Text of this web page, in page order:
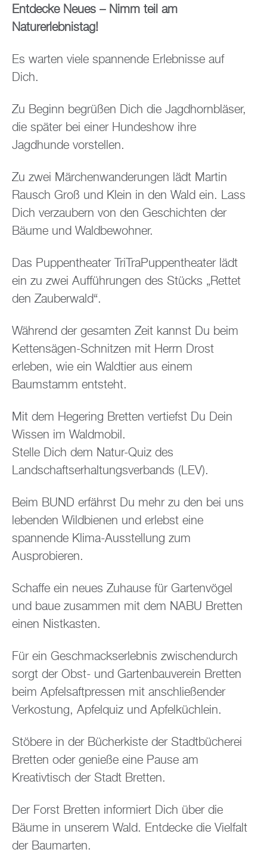
Entdecke Neues – Nimm teil am
Naturerlebnistag!
Es warten viele spannende Erlebnisse auf
Dich.
Zu Beginn begrüßen Dich die Jagdhornbläser,
die später bei einer Hundeshow ihre
Jagdhunde vorstellen.
Zu zwei Märchenwanderungen lädt Martin
Rausch Groß und Klein in den Wald ein. Lass
Dich verzaubern von den Geschichten der
Bäume und Waldbewohner.
Das Puppentheater TriTraPuppentheater lädt
ein zu zwei Aufführungen des Stücks „Rettet
den Zauberwald“.
Während der gesamten Zeit kannst Du beim
Kettensägen-Schnitzen mit Herrn Drost
erleben, wie ein Waldtier aus einem
Baumstamm entsteht.
Mit dem Hegering Bretten vertiefst Du Dein
Wissen im Waldmobil.
Stelle Dich dem Natur-Quiz des
Landschaftserhaltungsverbands (LEV).
Beim BUND erfährst Du mehr zu den bei uns
lebenden Wildbienen und erlebst eine
spannende Klima-Ausstellung zum
Ausprobieren.
Schaffe ein neues Zuhause für Gartenvögel
und baue zusammen mit dem NABU Bretten
einen Nistkasten.
Für ein Geschmackserlebnis zwischendurch
sorgt der Obst- und Gartenbauverein Bretten
beim Apfelsaftpressen mit anschließender
Verkostung, Apfelquiz und Apfelküchlein.
Stöbere in der Bücherkiste der Stadtbücherei
Bretten oder genieße eine Pause am
Kreativtisch der Stadt Bretten.
Der Forst Bretten informiert Dich über die
Bäume in unserem Wald. Entdecke die Vielfalt
der Baumarten.